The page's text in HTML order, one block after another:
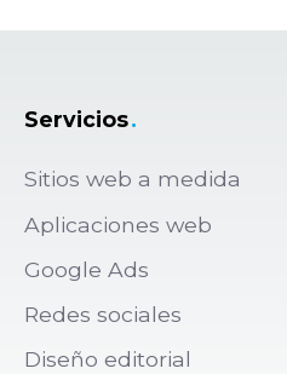
Servicios.
Sitios web a medida
Aplicaciones web
Google Ads
Redes sociales
Diseño editorial